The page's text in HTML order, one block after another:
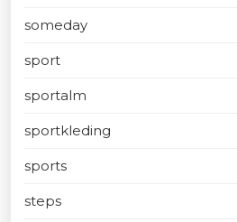
someday
sport
sportalm
sportkleding
sports
steps